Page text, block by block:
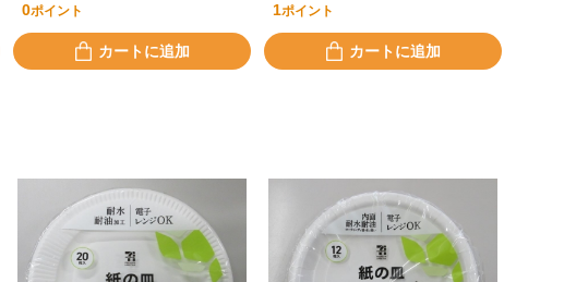
0ポイント
カートに追加
1ポイント
カートに追加